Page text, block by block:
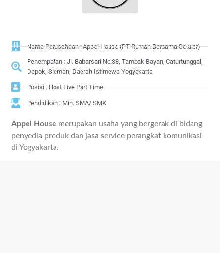
Nama Perusahaan : Appel House (PT Rumah Bersama Seluler)
Penempatan : Jl. Babarsari No.38, Tambak Bayan, Caturtunggal,
Depok, Sleman, Daerah Istimewa Yogyakarta
Posisi : Host Live Part Time
Pendidikan : Min. SMA/ SMK
Appel House merupakan usaha yang bergerak di bidang
penyedia produk dan jasa service perangkat komunikasi
di Yogyakarta.